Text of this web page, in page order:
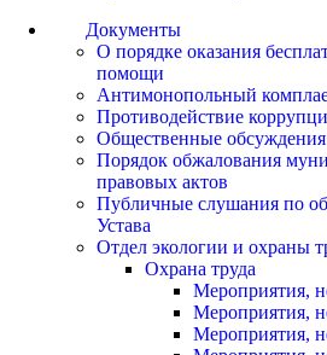
Документы
О порядке оказания
помощи
Антимонопольный
Противодействие
Общественные обсуждения
Порядок обжалования
правовых актов
Публичные слушания по
Устава
Отдел экологии и охраны
Охрана труда
Мероприятия,
Мероприятия,
Мероприятия,